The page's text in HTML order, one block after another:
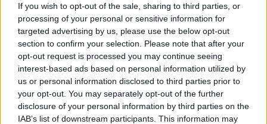
If you wish to opt-out of the sale, sharing to third parties, or
processing of your personal or sensitive information for
targeted advertising by us, please use the below opt-out
section to confirm your selection. Please note that after your
opt-out request is processed you may continue seeing
interest-based ads based on personal information utilized by
us or personal information disclosed to third parties prior to
your opt-out. You may separately opt-out of the further
disclosure of your personal information by third parties on the
IAB’s list of downstream participants. This information may
KÖZELGŐ NÉVNAPOK
Augusztus 9. -Emőd
Augusztus 10. -Lőrinc
Augusztus 11. -Zsuzsanna,Tiborc
Augusztus 12. -Klára,Kiara
Augusztus 13. - Ipoly,Heléna